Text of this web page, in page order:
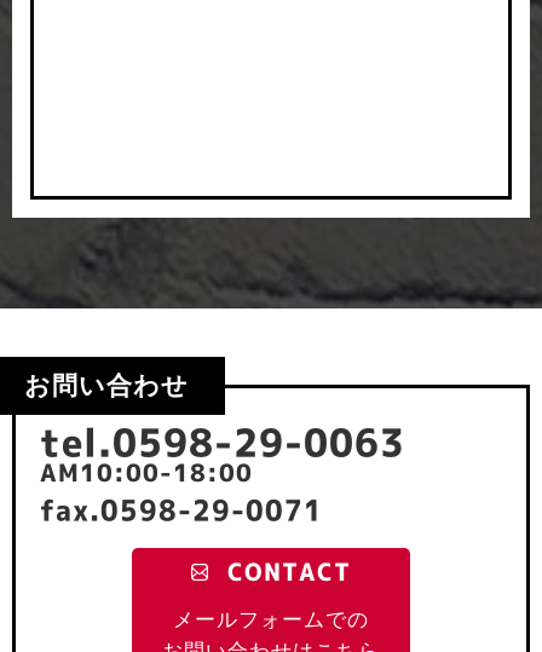
お問い合わせ
tel.0598-29-0063
AM10:00-18:00
fax.0598-29-0071
CONTACT
メールフォームでの